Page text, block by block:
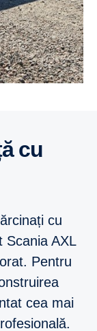
cu
Scania AXL
Pentru
cea mai